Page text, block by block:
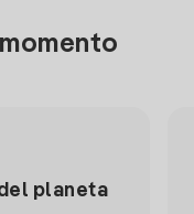
planeta